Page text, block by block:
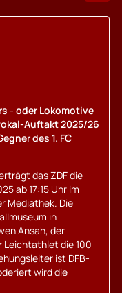
- oder Lokomotive
Auftakt 2025/26
des 1. FC
das ZDF die
ab 17:15 Uhr im
Mediathek. Die
in
Ansah, der
Leichtathlet die 100
ist DFB-
wird die